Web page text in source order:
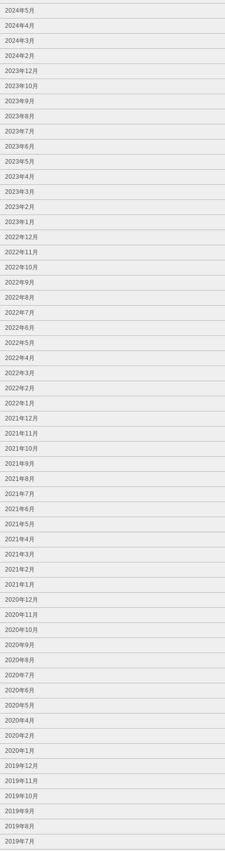
2024年5月
2024年4月
2024年3月
2024年2月
2023年12月
2023年10月
2023年9月
2023年8月
2023年7月
2023年6月
2023年5月
2023年4月
2023年3月
2023年2月
2023年1月
2022年12月
2022年11月
2022年10月
2022年9月
2022年8月
2022年7月
2022年6月
2022年5月
2022年4月
2022年3月
2022年2月
2022年1月
2021年12月
2021年11月
2021年10月
2021年9月
2021年8月
2021年7月
2021年6月
2021年5月
2021年4月
2021年3月
2021年2月
2021年1月
2020年12月
2020年11月
2020年10月
2020年9月
2020年8月
2020年7月
2020年6月
2020年5月
2020年4月
2020年2月
2020年1月
2019年12月
2019年11月
2019年10月
2019年9月
2019年8月
2019年7月